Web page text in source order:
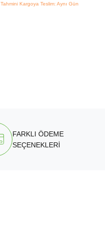
Tahmini Kargoya Teslim: Aynı Gün
FARKLI ÖDEME
SEÇENEKLERİ